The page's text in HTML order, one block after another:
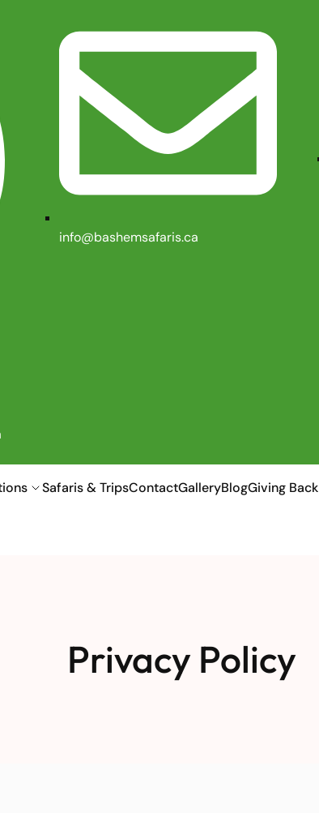
info@bashemsafaris.ca
Safaris & TripsContactGalleryBlogGiving Back
Privacy Policy